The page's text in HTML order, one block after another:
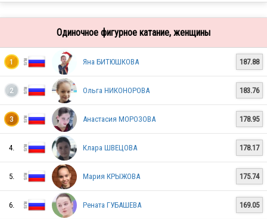
Одиночное фигурное катание, женщины
1 Яна БИТЮШКОВА 187.88
2 Ольга НИКОНОРОВА 183.76
3 Анастасия МОРОЗОВА 178.95
4. Клара ШВЕЦОВА 178.17
5. Мария КРЫЖОВА 175.74
6. Рената ГУБАШЕВА 169.05